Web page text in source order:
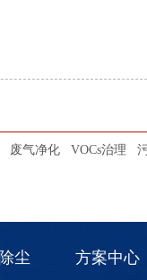
废气净化 VOCs治理
尘 方案中心